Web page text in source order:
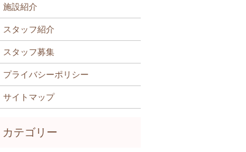
施設紹介
スタッフ紹介
スタッフ募集
プライバシーポリシー
サイトマップ